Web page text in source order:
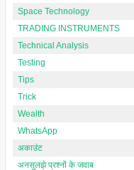
Space Technology
TRADING INSTRUMENTS
Technical Analysis
Testing
Tips
Trick
Wealth
WhatsApp
अकाउंट
अनसुलझे प्रश्नों के जवाब